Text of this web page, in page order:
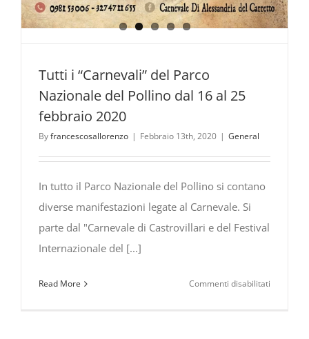
Tutti i “Carnevali” del Parco
Nazionale del Pollino dal 16 al 25
febbraio 2020
Byfrancescosallorenzo | Febbraio 13th, 2020 | General
In tutto il Parco Nazionale del Pollino si contano
diverse manifestazioni legate al Carnevale. Si
parte dal "Carnevale di Castrovillari e del Festival
Internazionale del [...]
Read More Commenti disabilitati